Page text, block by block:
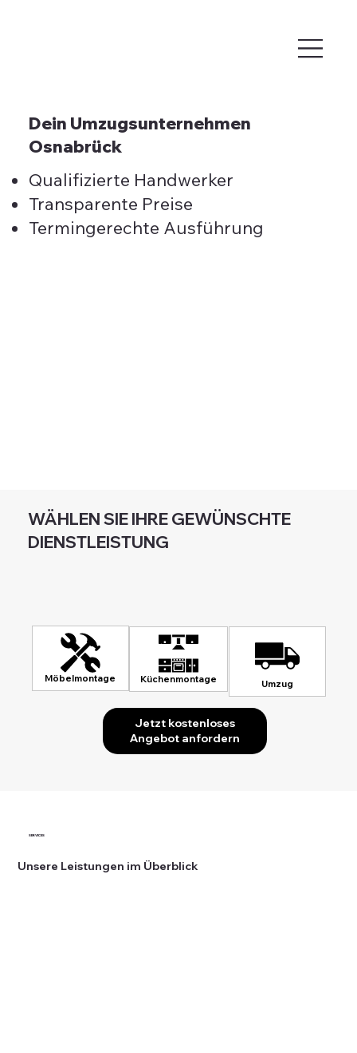
Dein Umzugsunternehmen
Osnabrück
Qualifizierte Handwerker
Transparente Preise
Termingerechte Ausführung
WÄHLEN SIE IHRE GEWÜNSCHTE
DIENSTLEISTUNG
Möbelmontage Küchenmontage Umzug
Jetzt kostenloses
Angebot anfordern
SERVICES
Unsere Leistungen im Überblick